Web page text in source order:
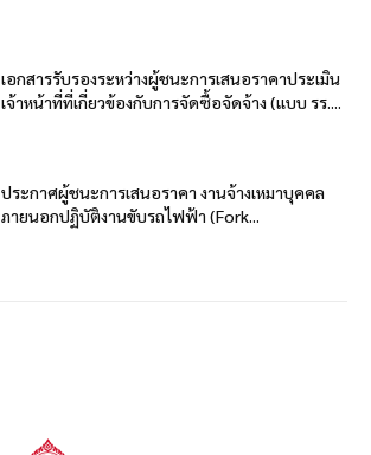
เอกสารรับรองระหว่างผู้ชนะการเสนอราคาประเมิน
เจ้าหน้าที่ที่เกี่ยวข้องกับการจัดซื้อจัดจ้าง (แบบ รร....
ประกาศผู้ชนะการเสนอราคา งานจ้างเหมาบุคคล
ภายนอกปฏิบัติงานขับรถไฟฟ้า (Fork...